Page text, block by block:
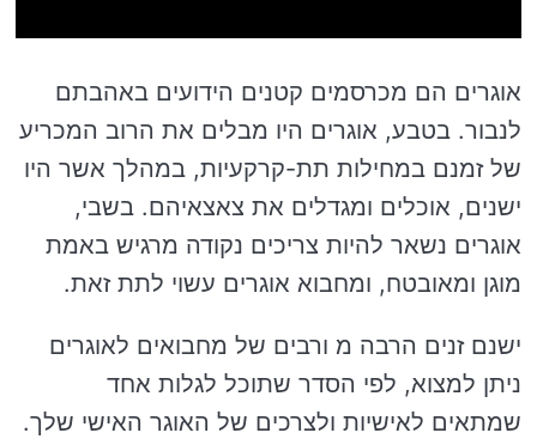
אוגרים הם מכרסמים קטנים הידועים באהבתם
לנבור. בטבע, אוגרים היו מבלים את הרוב המכריע
של זמנם במחילות תת-קרקעיות, במהלך אשר היו
ישנים, אוכלים ומגדלים את צאצאיהם. בשבי,
אוגרים נשאר להיות צריכים נקודה מרגיש באמת
מוגן ומאובטח, ומחבוא אוגרים עשוי לתת זאת.
ישנם זנים הרבה מ ורבים של מחבואים לאוגרים
ניתן למצוא, לפי הסדר שתוכל לגלות אחד
שמתאים לאישיות ולצרכים של האוגר האישי שלך.